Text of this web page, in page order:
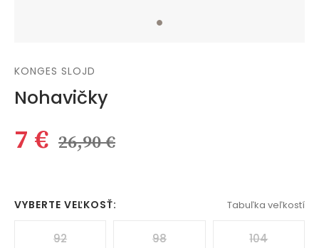
KONGES SLOJD
Nohavičky
7 € 26,90 €
VYBERTE VEĽKOSŤ: Tabuľka veľkostí
92 98 104